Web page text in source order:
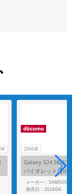
256GB
Galaxy S24 SC-
バイオレット【
ー】
メーカー：SAMSUNG
発売日：2024/04